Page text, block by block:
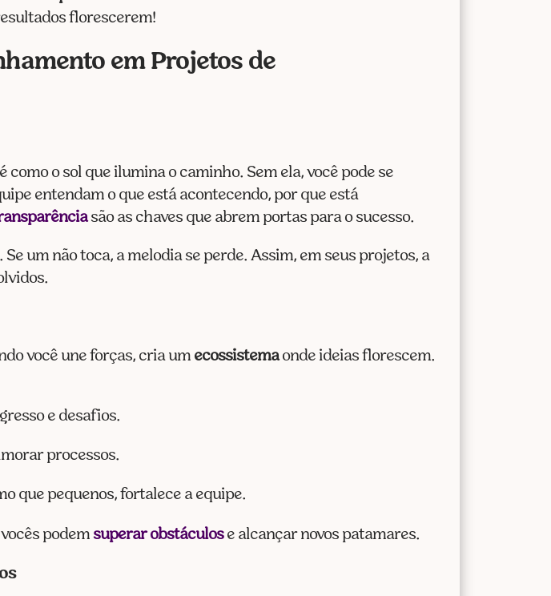
florescerem!
em Projetos de
como o sol que ilumina o caminho. Sem ela, você pode se
entendam o que está acontecendo, por que está
são as chaves que abrem portas para o sucesso.
um não toca, a melodia se perde. Assim, em seus projetos, a
você une forças, cria um ecossistemaonde ideias florescem.
e desafios.
processos.
que pequenos, fortalece a equipe.
podemsuperar obstáculose alcançar novos patamares.